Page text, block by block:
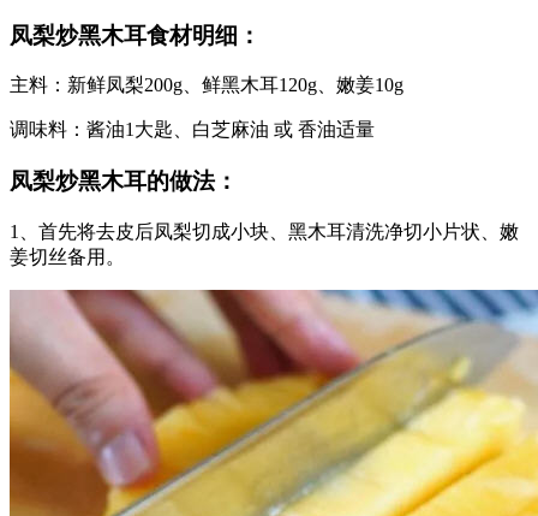
凤梨炒黑木耳食材明细：
主料：新鲜凤梨200g、鲜黑木耳120g、嫩姜10g
调味料：酱油1大匙、白芝麻油 或 香油适量
凤梨炒黑木耳的做法：
1、首先将去皮后凤梨切成小块、黑木耳清洗净切小片状、嫩
姜切丝备用。